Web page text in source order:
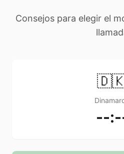
Consejos para elegir el
--